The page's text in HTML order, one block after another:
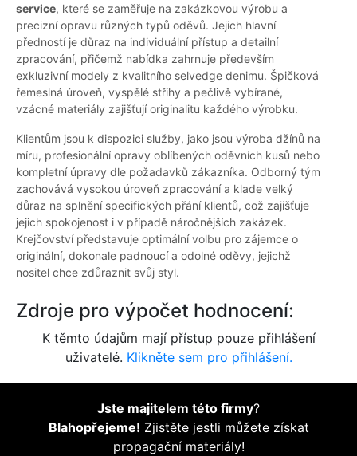
service, které se zaměřuje na zakázkovou výrobu a
precizní opravu různých typů oděvů. Jejich hlavní
předností je důraz na individuální přístup a detailní
zpracování, přičemž nabídka zahrnuje především
exkluzivní modely z kvalitního selvedge denimu. Špičková
řemeslná úroveň, vyspělé střihy a pečlivě vybírané,
vzácné materiály zajišťují originalitu každého výrobku.
Klientům jsou k dispozici služby, jako jsou výroba džínů na
míru, profesionální opravy oblíbených oděvních kusů nebo
kompletní úpravy dle požadavků zákazníka. Odborný tým
zachovává vysokou úroveň zpracování a klade velký
důraz na splnění specifických přání klientů, což zajišťuje
jejich spokojenost i v případě náročnějších zakázek.
Krejčovství představuje optimální volbu pro zájemce o
originální, dokonale padnoucí a odolné oděvy, jejichž
nositel chce zdůraznit svůj styl.
Zdroje pro výpočet hodnocení:
K těmto údajům mají přístup pouze přihlášení
uživatelé. Klikněte sem pro přihlášení.
Jste majitelem této firmy?
Blahopřejeme! Zjistěte jestli můžete získat
propagační materiály!